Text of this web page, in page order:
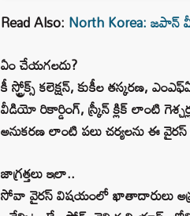
Read Also: North Korea:
ఏం చేయగలదు?
కీ స్ట్రోక్స్ కలెక్షన్, కుకీల తస్కరణ,
వీడియో రికార్డింగ్, స్క్రీన్ క్లిక్ లాంటి
అనుకరణ లాంటి పలు చర్యలను ఈ వైరస్
జాగ్రత్తలు ఇలా..
సోవా వైరస్‌ విషయంలో ఖాతాదారులు